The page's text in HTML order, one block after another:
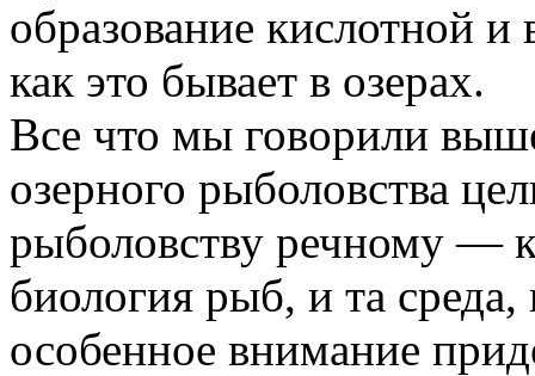
образование кислотной
как это бывает в озерах.
Все что мы говорили
озерного рыболовства
рыболовству речному —
биология рыб, и та
особенное внимание